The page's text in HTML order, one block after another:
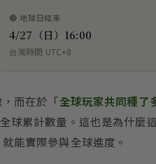
🔴 地球日結束
4/27（日）16:00
台灣時間 UTC+8
而在於「全球玩家共同種了
球累計數量。這也是為什
能實際參與全球進度。